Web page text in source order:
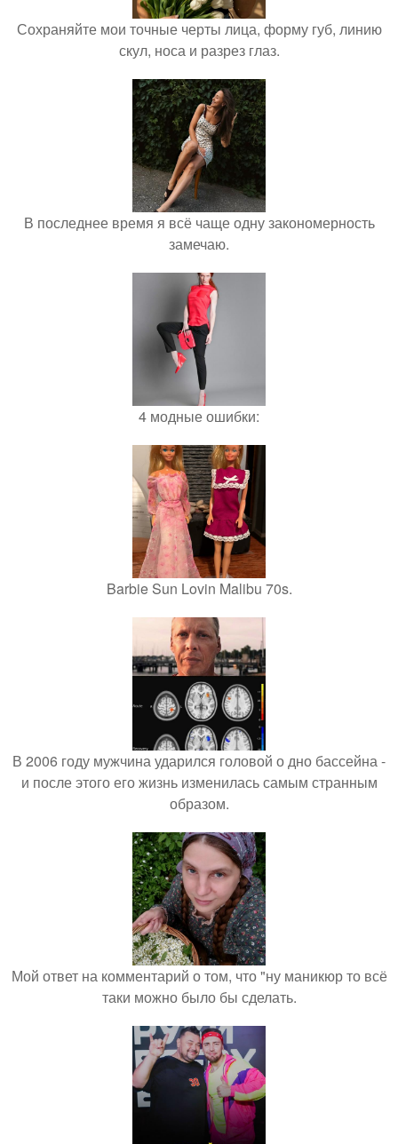
Сохраняйте мои точные черты лица, форму губ, линию
скул, носа и разрез глаз.
В последнее время я всё чаще одну закономерность
замечаю.
4 модные ошибки:
Barbie Sun Lovin Malibu 70s.
В 2006 году мужчина ударился головой о дно бассейна -
и после этого его жизнь изменилась самым странным
образом.
Мой ответ на комментарий о том, что "ну маникюр то всё
таки можно было бы сделать.